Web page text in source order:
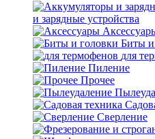
и зарядные устройства
Биты и
для
Пиление
Прочее
Сверление